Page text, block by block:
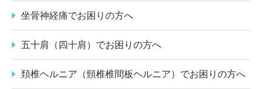
坐骨神経痛でお困りの方へ
五十肩（四十肩）でお困りの方へ
頚椎ヘルニア（頸椎椎間板ヘルニア）でお困りの方へ